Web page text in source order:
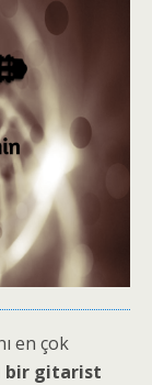
en çok
bir gitarist